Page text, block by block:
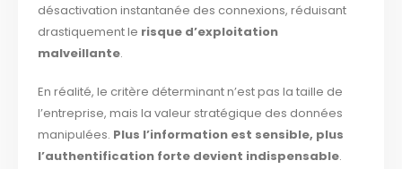
désactivation instantanée des connexions, réduisant
drastiquement le risque d’exploitation
malveillante.
En réalité, le critère déterminant n’est pas la taille de
l’entreprise, mais la valeur stratégique des données
manipulées. Plus l’information est sensible, plus
l’authentification forte devient indispensable.